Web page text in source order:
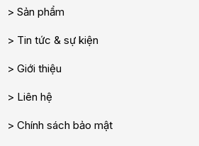
Sản phẩm
Tin tức & sự kiện
Giới thiệu
Liên hệ
Chính sách bảo mật